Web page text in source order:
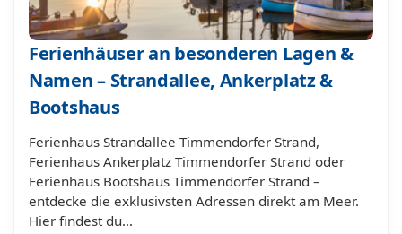
Ferienhäuser an besonderen Lagen &
Namen – Strandallee, Ankerplatz &
Bootshaus
Ferienhaus Strandallee Timmendorfer Strand,
Ferienhaus Ankerplatz Timmendorfer Strand oder
Ferienhaus Bootshaus Timmendorfer Strand –
entdecke die exklusivsten Adressen direkt am Meer.
Hier findest du…